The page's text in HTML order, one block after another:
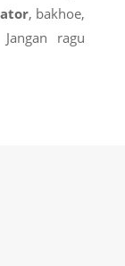
, bakhoe,
ragu